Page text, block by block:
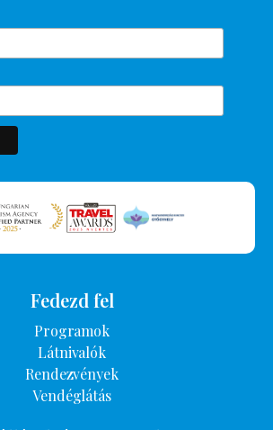
SZÁLLÁSOK KERESÉSE
Fedezd fel
Programok
Látnivalók
Rendezvények
Vendéglátás